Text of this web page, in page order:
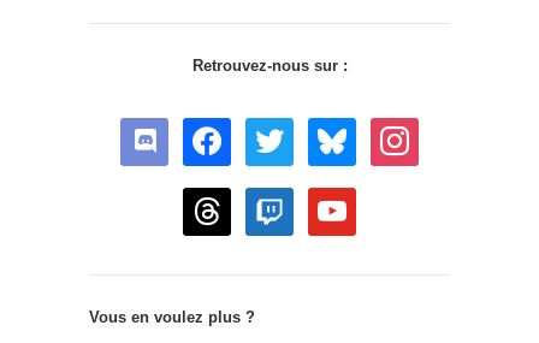
Retrouvez-nous sur :
discord facebook twitter bluesky instagram
threads twitch youtube
Vous en voulez plus ?